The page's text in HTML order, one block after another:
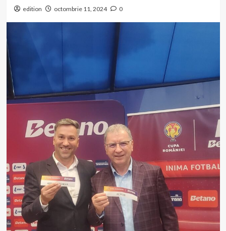
edition octombrie 11, 2024 0